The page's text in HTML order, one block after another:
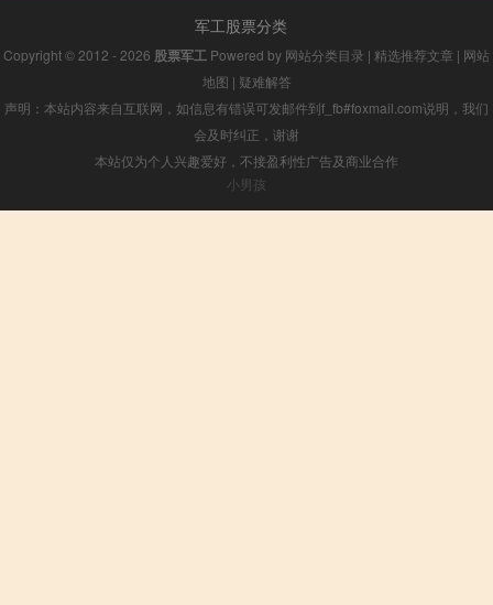
军工股票分类
Copyright © 2012 - 2026 股票军工 Powered by 网站分类目录 | 精选推荐文章 | 网站
地图 | 疑难解答
声明：本站内容来自互联网，如信息有错误可发邮件到f_fb#foxmail.com说明，我们
会及时纠正，谢谢
本站仅为个人兴趣爱好，不接盈利性广告及商业合作
小男孩